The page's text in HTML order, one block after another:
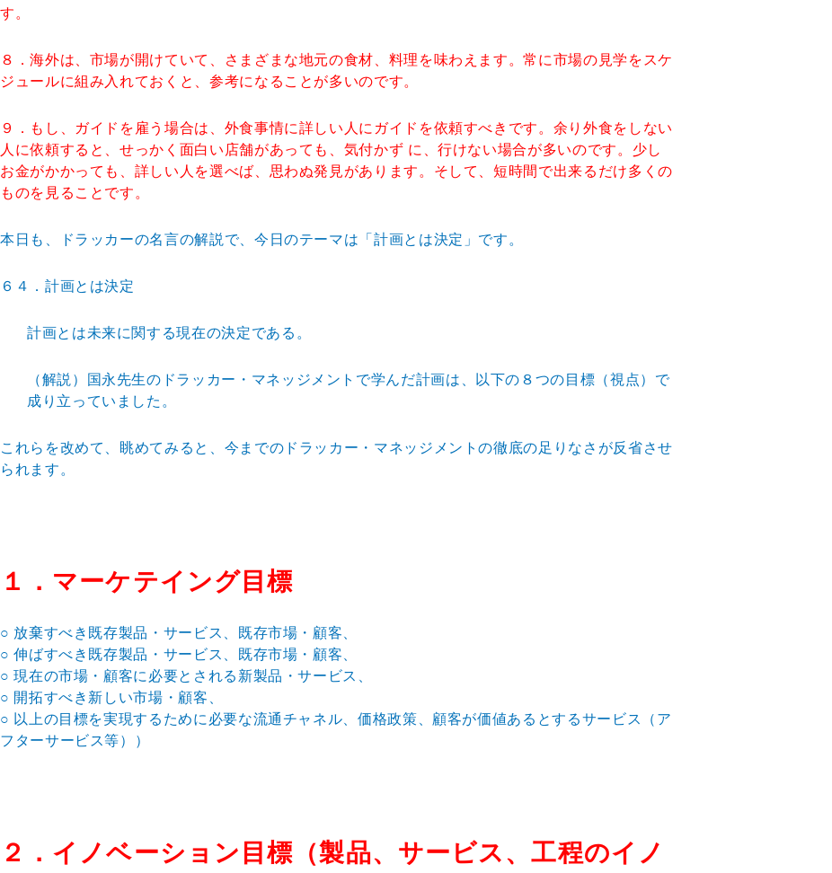
す。
８．海外は、市場が開けていて、さまざまな地元の食材、料理を味わえます。常に市場の見学をスケ
ジュールに組み入れておくと、参考になることが多いのです。
９．もし、ガイドを雇う場合は、外食事情に詳しい人にガイドを依頼すべきです。余り外食をしない
人に依頼すると、せっかく面白い店舗があっても、気付かず に、行けない場合が多いのです。少し
お金がかかっても、詳しい人を選べば、思わぬ発見があります。そして、短時間で出来るだけ多くの
ものを見ることです。
本日も、ドラッカーの名言の解説で、今日のテーマは「計画とは決定」です。
６４．計画とは決定
計画とは未来に関する現在の決定である。
（解説）国永先生のドラッカー・マネッジメントで学んだ計画は、以下の８つの目標（視点）で
成り立っていました。
これらを改めて、眺めてみると、今までのドラッカー・マネッジメントの徹底の足りなさが反省させ
られます。
１．マーケテイング目標
○ 放棄すべき既存製品・サービス、既存市場・顧客、
○ 伸ばすべき既存製品・サービス、既存市場・顧客、
○ 現在の市場・顧客に必要とされる新製品・サービス、
○ 開拓すべき新しい市場・顧客、
○ 以上の目標を実現するために必要な流通チャネル、価格政策、顧客が価値あるとするサービス（ア
フターサービス等））
２．イノベーション目標（製品、サービス、工程のイノ